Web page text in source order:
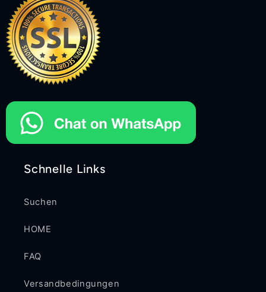
Schnelle Links
Suchen
HOME
FAQ
Versandbedingungen